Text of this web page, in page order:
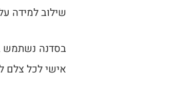
שילוב למידה
בסדנה נשתמש
אישי לכל צלם